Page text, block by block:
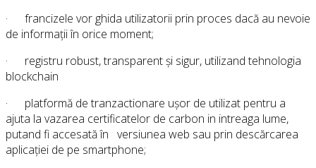
· francizele vor ghida utilizatorii prin proces dacă au nevoie
de informații în orice moment;
· registru robust, transparent și sigur, utilizand tehnologia
blockchain
· platformă de tranzactionare ușor de utilizat pentru a
ajuta la vazarea certificatelor de carbon in intreaga lume,
putand fi accesată în versiunea web sau prin descărcarea
aplicației de pe smartphone;